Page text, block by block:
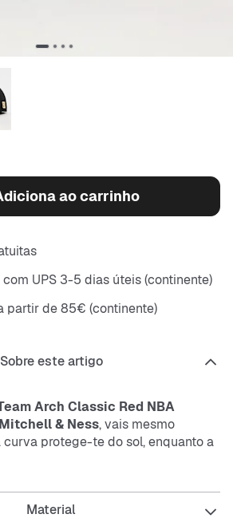
ao carrinho
UPS 3-5 dias úteis (continente)
partir de 85€ (continente)
Sobre este artigo
Arch Classic Red NBA
Mitchell & Ness, vais mesmo
protege-te do sol, enquanto a
que fica perfeita na tua cabeça. Os
mantêm-te fresco, e a faixa
o boné super confortável.
Material